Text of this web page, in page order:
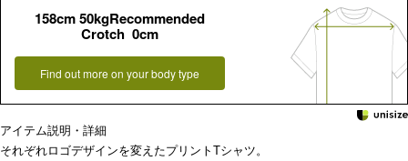
158cm 50kgRecommended
Crotch 0cm
Find out more on your body type
アイテム説明・詳細
それぞれロゴデザインを変えたプリントTシャツ。